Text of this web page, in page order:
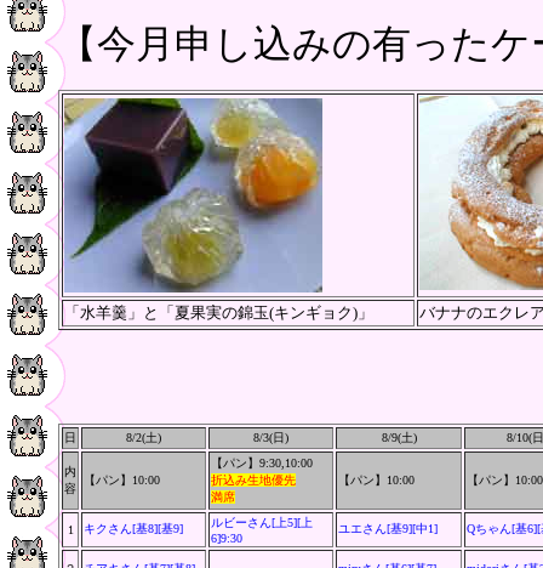
【今月申し込みの有った
「水羊羹」と「夏果実の錦玉(キンギョク)」 バナナのエクレ
日 8/2(土) 8/3(日) 8/9(土) 8/10(
内
容
【パン】10:00
【パン】9:30,10:00
折込み生地優先
満席
【パン】10:00 【パン】
1 キクさん[基8][基9] ルビーさん[上5][上
6]9:30
ユエさん[基9][中1] Qちゃん[基